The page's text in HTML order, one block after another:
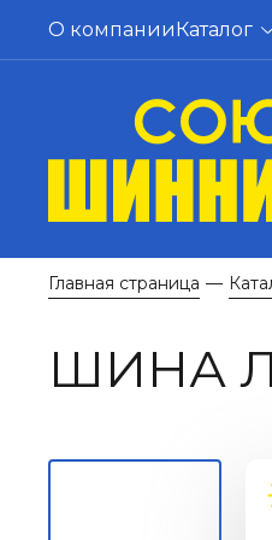
О компанииКаталог
Главная страница —
ШИНА